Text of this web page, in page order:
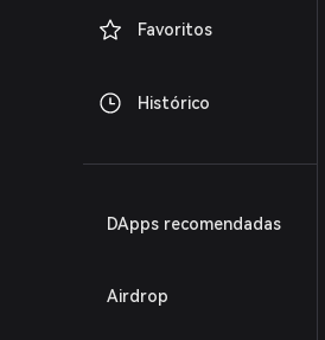
Português (Portugal)
Bahasa Indonesia
Español (Argentina)
Favoritos
Histórico
DApps recomendadas
Airdrop